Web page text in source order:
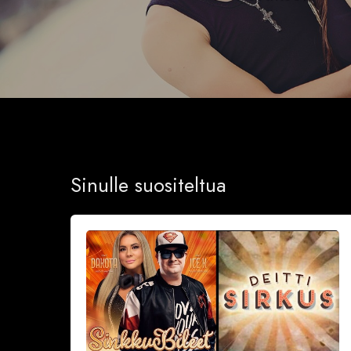
Sinulle suositeltua
19.9.2026
Deittisirkus
Speed